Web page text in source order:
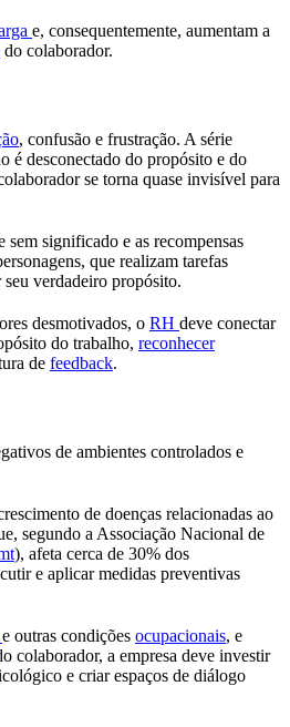
e, consequentemente, aumentam a
do colaborador.
, confusão e frustração. A série
é desconectado do propósito e do
se torna quase invisível para
significado e as recompensas
que realizam tarefas
verdadeiro propósito.
desmotivados, o RH deve conectar
do trabalho, reconhecer
de feedback.
de ambientes controlados e
de doenças relacionadas ao
segundo a Associação Nacional de
), afeta cerca de 30% dos
e aplicar medidas preventivas
e outras condições ocupacionais, e
colaborador, a empresa deve investir
e criar espaços de diálogo